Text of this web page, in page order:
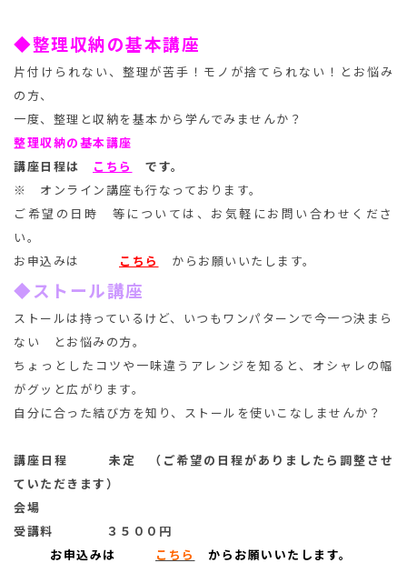
◆整理収納の基本講座
片付けられない、整理が苦手！モノが捨てられない！とお悩み
の方、
一度、整理と収納を基本から学んでみませんか？
整理収納の基本講座
講座日程は
こちら
です。
※ オンライン講座も行なっております。
ご希望の日時 等については、お気軽にお問い合わせくださ
い。
お申込みは
こちら からお願いいたします。
◆ストール講座
ストールは持っているけど、いつもワンパターンで今一つ決まら
ない とお悩みの方。
ちょっとしたコツや一味違うアレンジを知ると、オシャレの幅
がグッと広がります。
自分に合った結び方を知り、ストールを使いこなしませんか？
講座日程 未定 （ご希望の日程がありましたら調整させ
ていただきます）
会場
受講料 ３５００円
お申込みは
こちら
からお願いいたします。